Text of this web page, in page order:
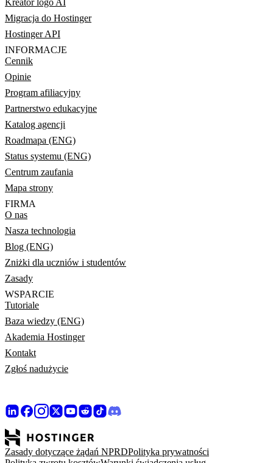
Kreator logo AI
Migracja do Hostinger
Hostinger API
INFORMACJE
Cennik
Opinie
Program afiliacyjny
Partnerstwo edukacyjne
Katalog agencji
Roadmapa (ENG)
Status systemu (ENG)
Centrum zaufania
Mapa strony
FIRMA
O nas
Nasza technologia
Blog (ENG)
Zniżki dla uczniów i studentów
Zasady
WSPARCIE
Tutoriale
Baza wiedzy (ENG)
Akademia Hostinger
Kontakt
Zgłoś nadużycie
Zasady dotyczące żądań NPRDPolityka prywatności